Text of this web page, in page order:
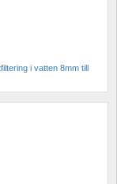
i vatten 8mm till